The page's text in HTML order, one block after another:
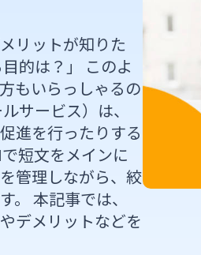
リットが知りた
的は？」 このよ
もいらっしゃるの
サービス）は、
進を行ったりする
短文をメインに
管理しながら、絞
。 本記事では、
デメリットなどを